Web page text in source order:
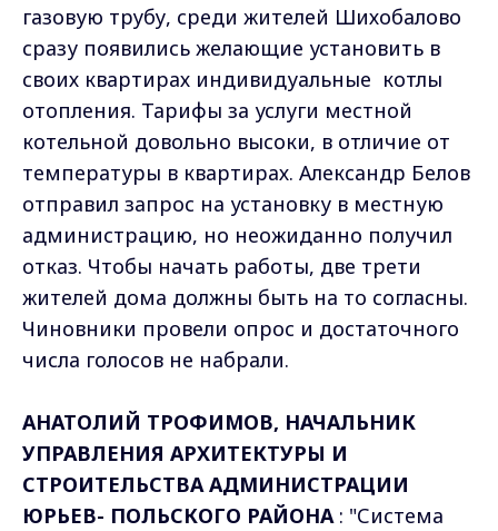
газовую трубу, среди жителей Шихобалово
сразу появились желающие установить в
своих квартирах индивидуальные котлы
отопления. Тарифы за услуги местной
котельной довольно высоки, в отличие от
температуры в квартирах. Александр Белов
отправил запрос на установку в местную
администрацию, но неожиданно получил
отказ. Чтобы начать работы, две трети
жителей дома должны быть на то согласны.
Чиновники провели опрос и достаточного
числа голосов не набрали.
АНАТОЛИЙ ТРОФИМОВ, НАЧАЛЬНИК
УПРАВЛЕНИЯ АРХИТЕКТУРЫ И
СТРОИТЕЛЬСТВА АДМИНИСТРАЦИИ
ЮРЬЕВ- ПОЛЬСКОГО РАЙОНА : "Система